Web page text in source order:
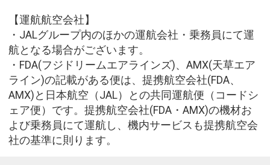
【運航航空会社】
・JALグループ内のほかの運航会社・乗務員にて運
航となる場合がございます。
・FDA(フジドリームエアラインズ)、AMX(天草エア
ライン)の記載がある便は、提携航空会社(FDA、
AMX)と日本航空（JAL）との共同運航便（コードシ
ェア便）です。提携航空会社(FDA・AMX)の機材お
よび乗務員にて運航し、機内サービスも提携航空会
社の基準に則ります。